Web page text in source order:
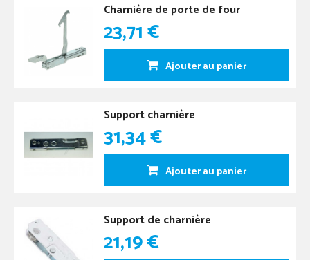
Charnière de porte de four
23,71 €
Ajouter au panier
Support charnière
31,34 €
Ajouter au panier
Support de charnière
21,19 €